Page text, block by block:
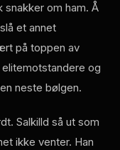
om ham. Å
et annet
på toppen av
og
neste bølgen.
Salkilld så ut som
ikke venter. Han